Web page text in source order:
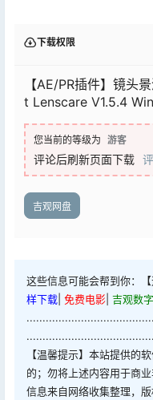
下载权限
【AE/PR插件】镜头
t Lenscare V1.5.4 Win
您当前的等级为 游客
评论后刷新页面下载
吉观网盘
这些信息可能会帮到你：
样下载 免费电影 吉观数
【温馨提示】本站提供的
的；勿将上述内容用于商
信息来自网络收集整理，